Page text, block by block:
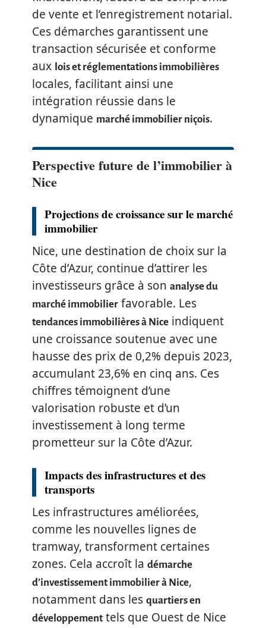
de vente et l’enregistrement notarial.
Ces démarches garantissent une
transaction sécurisée et conforme
aux lois et réglementations immobilières
locales, facilitant ainsi une
intégration réussie dans le
dynamique marché immobilier niçois.
Perspective future de l’immobilier à
Nice
Projections de croissance sur le marché
immobilier
Nice, une destination de choix sur la
Côte d’Azur, continue d’attirer les
investisseurs grâce à son analyse du
marché immobilier favorable. Les
tendances immobilières à Nice indiquent
une croissance soutenue avec une
hausse des prix de 0,2% depuis 2023,
accumulant 23,6% en cinq ans. Ces
chiffres témoignent d’une
valorisation robuste et d’un
investissement à long terme
prometteur sur la Côte d’Azur.
Impacts des infrastructures et des
transports
Les infrastructures améliorées,
comme les nouvelles lignes de
tramway, transforment certaines
zones. Cela accroît la démarche
d’investissement immobilier à Nice,
notamment dans les quartiers en
développementtels que Ouest de Nice